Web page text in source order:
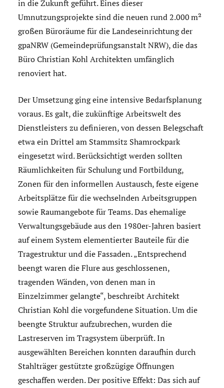
in die Zukunft geführt. Eines dieser
Umnutzungsprojekte sind die neuen rund 2.000 m²
großen Büroräume für die Landeseinrichtung der
gpaNRW (Gemeindeprüfungsanstalt NRW), die das
Büro Christian Kohl Architekten umfänglich
renoviert hat.
Der Umsetzung ging eine intensive Bedarfsplanung
voraus. Es galt, die zukünftige Arbeitswelt des
Dienstleisters zu definieren, von dessen Belegschaft
etwa ein Drittel am Stammsitz Shamrockpark
eingesetzt wird. Berücksichtigt werden sollten
Räumlichkeiten für Schulung und Fortbildung,
Zonen für den informellen Austausch, feste eigene
Arbeitsplätze für die wechselnden Arbeitsgruppen
sowie Raumangebote für Teams. Das ehemalige
Verwaltungsgebäude aus den 1980er-Jahren basiert
auf einem System elementierter Bauteile für die
Tragestruktur und die Fassaden. „Entsprechend
beengt waren die Flure aus geschlossenen,
tragenden Wänden, von denen man in
Einzelzimmer gelangte“, beschreibt Architekt
Christian Kohl die vorgefundene Situation. Um die
beengte Struktur aufzubrechen, wurden die
Lastreserven im Tragsystem überprüft. In
ausgewählten Bereichen konnten daraufhin durch
Stahlträger gestützte großzügige Öffnungen
geschaffen werden. Der positive Effekt: Das sich auf